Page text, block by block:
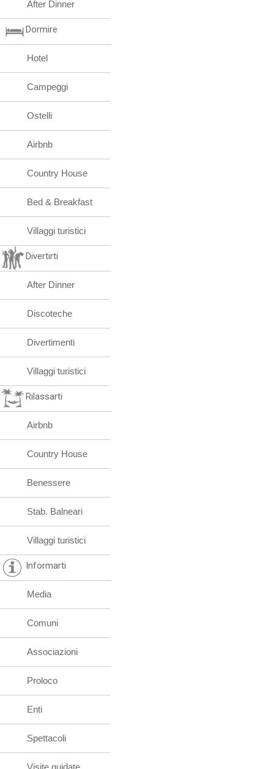
After Dinner
Dormire
Hotel
Campeggi
Ostelli
Airbnb
Country House
Bed & Breakfast
Villaggi turistici
Divertirti
After Dinner
Discoteche
Divertimenti
Villaggi turistici
Rilassarti
Airbnb
Country House
Benessere
Stab. Balneari
Villaggi turistici
Informarti
Media
Comuni
Associazioni
Proloco
Enti
Spettacoli
Visite guidate